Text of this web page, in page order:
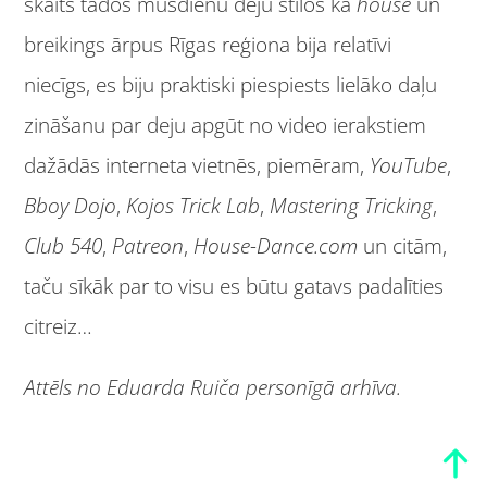
breikings ārpus Rīgas reģiona bija relatīvi
niecīgs, es biju praktiski piespiests lielāko daļu
zināšanu par deju apgūt no video ierakstiem
dažādās interneta vietnēs, piemēram, YouTube,
Bboy Dojo, Kojos Trick Lab, Mastering Tricking,
Club 540, Patreon, House-Dance.com un citām,
taču sīkāk par to visu es būtu gatavs padalīties
citreiz…
Attēls no Eduarda Ruiča personīgā arhīva.